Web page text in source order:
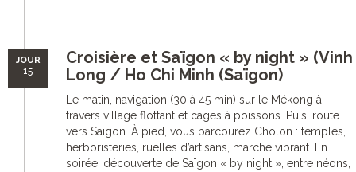
JOUR
15
Croisière et Saïgon « by night » (Vinh
Long / Ho Chi Minh (Saïgon)
Le matin, navigation (30 à 45 min) sur le Mékong à
travers village flottant et cages à poissons. Puis, route
vers Saïgon. À pied, vous parcourez Cholon : temples,
herboristeries, ruelles d’artisans, marché vibrant. En
soirée, découverte de Saïgon « by night », entre néons,